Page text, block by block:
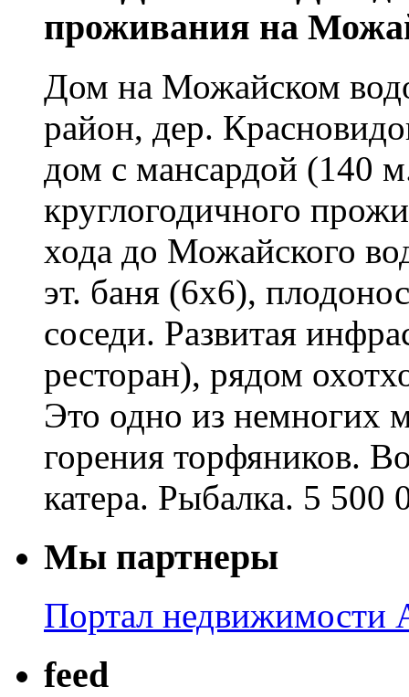
проживания на
Дом на Можайском
район, дер.
дом с мансардой (140
круглогодичного
хода до Можайского
эт. баня (6х6),
соседи. Развитая
ресторан), рядом
Это одно из немногих
горения торфяников.
катера. Рыбалка. 5 500
Мы партнеры
Портал недвижимости
feed